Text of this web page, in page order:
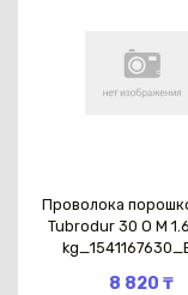
Проволока
Tubrodur 30 O M
8 820 ₸